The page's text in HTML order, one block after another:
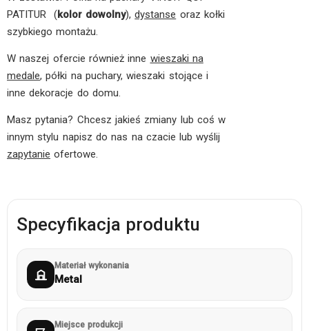
PATITUR (kolor dowolny),dystanse oraz kołki
szybkiego montażu.
W naszej ofercie również inne wieszaki na
medale, półki na puchary, wieszaki stojące i
inne dekoracje do domu.
Masz pytania? Chcesz jakieś zmiany lub coś w
innym stylu napisz do nas na czacie lub wyślij
zapytanie ofertowe.
Specyfikacja produktu
Materiał wykonania
Metal
Miejsce produkcji